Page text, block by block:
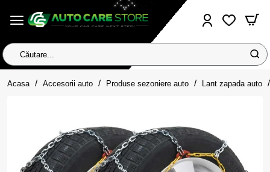
Căutare...
Acasa homeAccesorii auto Produse sezoniere auto Lant zapada auto